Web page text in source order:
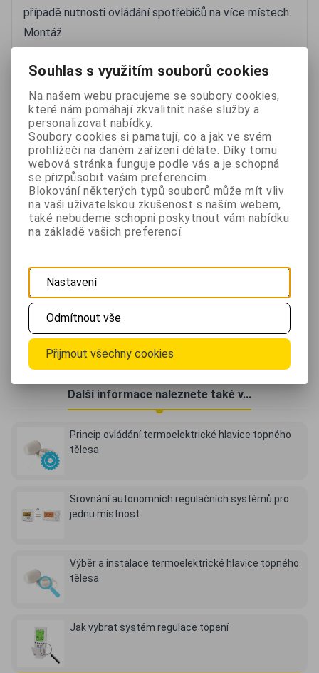
případě nutnosti ovládání spotřebičů na více místech.
Montáž
termoelektrickou hlavicí topného tělesa nebo s
kotlem dvoužilovým kabelem. V případě
termoelektrické hlavice je nutné přivést do obvodu
spínací jednotka – hlavice napájení. Termostat je
napájen z baterií. Spínací jednotka je napájena z 230V.
Po nastavení termostatu je regulační systém
připraven k použití.
Technické údaje
Spínací modul: 230V AC 10A (NO,NC)
Dosah: až 150m v otevřeném prostoru
Vlhkost: 20% až 90%, nekondenzující
Prostředí: vnitřní, suché
Rozměry: 14 x 9 x 2 cm
Další informace naleznete také v...
Princip ovládání termoelektrické hlavice topného
tělesa
Srovnání autonomních regulačních systémů pro
jednu místnost
Výběr a instalace termoelektrické hlavice topného
tělesa
Jak vybrat systém regulace topení
Souhlas s využitím souborů cookies
Na našem webu pracujeme se soubory cookies,
které nám pomáhají zkvalitnit naše služby a
personalizovat nabídky.
Soubory cookies si pamatují, co a jak ve svém
prohlížeči na daném zařízení děláte. Díky tomu
webová stránka funguje podle vás a je schopná
se přizpůsobit vašim preferencím.
Blokování některých typů souborů může mít vliv
na vaši uživatelskou zkušenost s naším webem,
také nebudeme schopni poskytnout vám nabídku
na základě vašich preferencí.
Nastavení
Odmítnout vše
Přijmout všechny cookies